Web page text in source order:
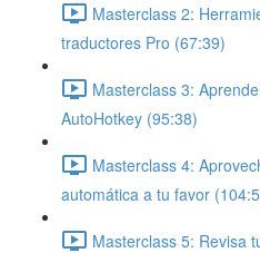
Masterclass 2:
traductores Pro (67:39)
Masterclass 3:
AutoHotkey (95:38)
Masterclass 4:
automática a tu favor
Masterclass 5: Revisa